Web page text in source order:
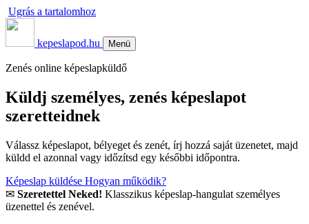
Ugrás a tartalomhoz
kepeslapod.hu Menü
Zenés online képeslapküldő
Küldj személyes, zenés képeslapot
szeretteidnek
Válassz képeslapot, bélyeget és zenét, írj hozzá saját üzenetet, majd
küldd el azonnal vagy időzítsd egy későbbi időpontra.
Képeslap küldése Hogyan működik?
✉ Szeretettel Neked! Klasszikus képeslap-hangulat személyes
üzenettel és zenével.